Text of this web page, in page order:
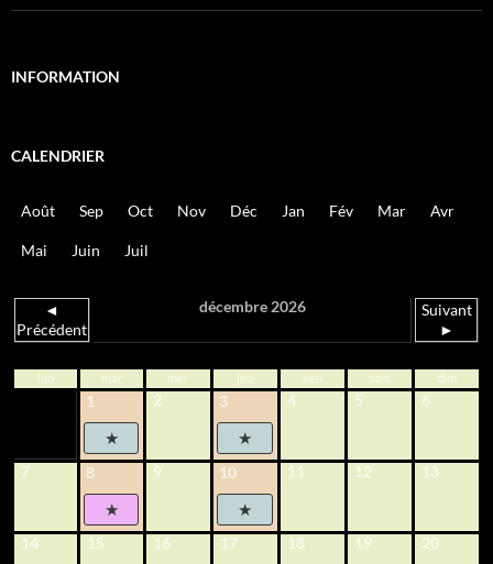
INFORMATION
CALENDRIER
Août Sep Oct Nov Déc Jan Fév Mar Avr
Mai Juin Juil
◄
Précédent
décembre 2026
Suivant
►
lun mar mer jeu ven sam dim
1 2 3 4 5 6
7 8 9 10 11 12 13
14 15 16 17 18 19 20